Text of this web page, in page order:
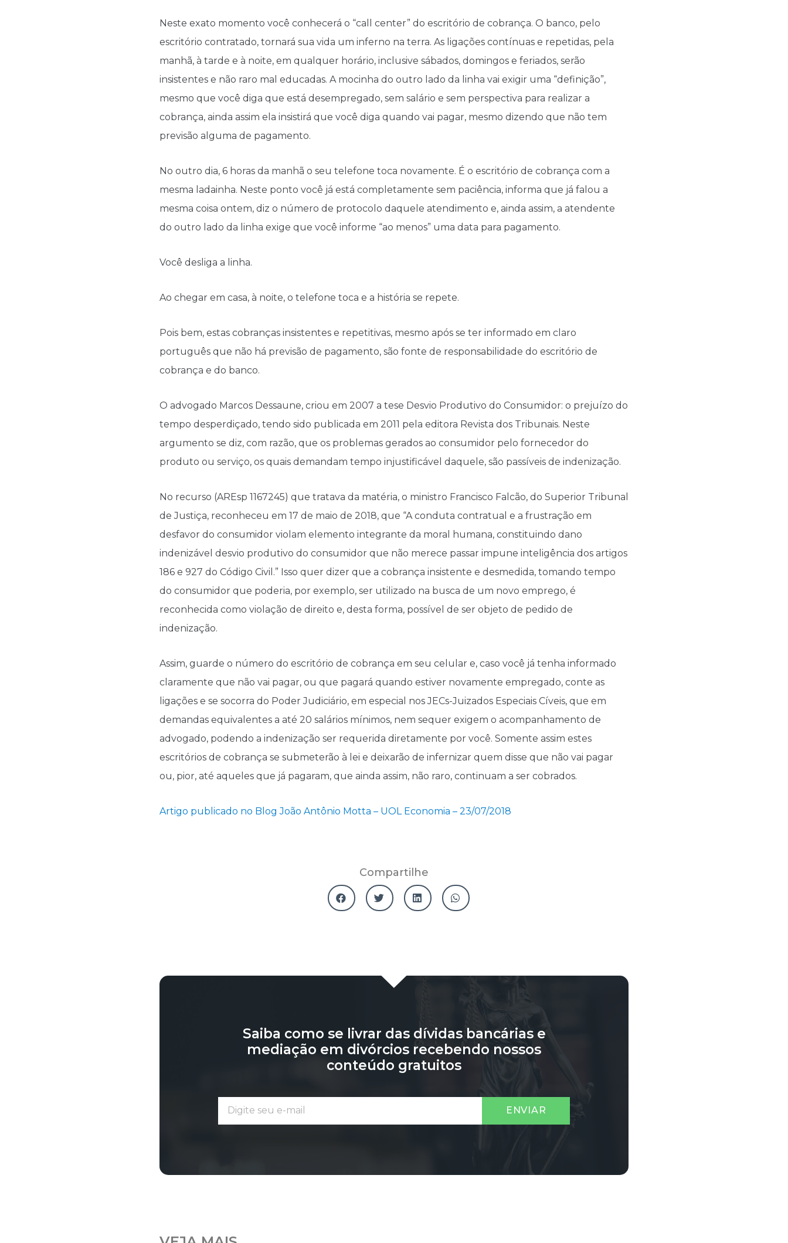
Neste exato momento você conhecerá o “call center” do escritório de cobrança. O banco, pelo
escritório contratado, tornará sua vida um inferno na terra. As ligações contínuas e repetidas, pela
manhã, à tarde e à noite, em qualquer horário, inclusive sábados, domingos e feriados, serão
insistentes e não raro mal educadas. A mocinha do outro lado da linha vai exigir uma “definição”,
mesmo que você diga que está desempregado, sem salário e sem perspectiva para realizar a
cobrança, ainda assim ela insistirá que você diga quando vai pagar, mesmo dizendo que não tem
previsão alguma de pagamento.
No outro dia, 6 horas da manhã o seu telefone toca novamente. É o escritório de cobrança com a
mesma ladainha. Neste ponto você já está completamente sem paciência, informa que já falou a
mesma coisa ontem, diz o número de protocolo daquele atendimento e, ainda assim, a atendente
do outro lado da linha exige que você informe “ao menos” uma data para pagamento.
Você desliga a linha.
Ao chegar em casa, à noite, o telefone toca e a história se repete.
Pois bem, estas cobranças insistentes e repetitivas, mesmo após se ter informado em claro
português que não há previsão de pagamento, são fonte de responsabilidade do escritório de
cobrança e do banco.
O advogado Marcos Dessaune, criou em 2007 a tese Desvio Produtivo do Consumidor: o prejuízo do
tempo desperdiçado, tendo sido publicada em 2011 pela editora Revista dos Tribunais. Neste
argumento se diz, com razão, que os problemas gerados ao consumidor pelo fornecedor do
produto ou serviço, os quais demandam tempo injustificável daquele, são passíveis de indenização.
No recurso (AREsp 1167245) que tratava da matéria, o ministro Francisco Falcão, do Superior Tribunal
de Justiça, reconheceu em 17 de maio de 2018, que “A conduta contratual e a frustração em
desfavor do consumidor violam elemento integrante da moral humana, constituindo dano
indenizável desvio produtivo do consumidor que não merece passar impune inteligência dos artigos
186 e 927 do Código Civil.” Isso quer dizer que a cobrança insistente e desmedida, tomando tempo
do consumidor que poderia, por exemplo, ser utilizado na busca de um novo emprego, é
reconhecida como violação de direito e, desta forma, possível de ser objeto de pedido de
indenização.
Assim, guarde o número do escritório de cobrança em seu celular e, caso você já tenha informado
claramente que não vai pagar, ou que pagará quando estiver novamente empregado, conte as
ligações e se socorra do Poder Judiciário, em especial nos JECs-Juizados Especiais Cíveis, que em
demandas equivalentes a até 20 salários mínimos, nem sequer exigem o acompanhamento de
advogado, podendo a indenização ser requerida diretamente por você. Somente assim estes
escritórios de cobrança se submeterão à lei e deixarão de infernizar quem disse que não vai pagar
ou, pior, até aqueles que já pagaram, que ainda assim, não raro, continuam a ser cobrados.
Artigo publicado no Blog João Antônio Motta – UOL Economia – 23/07/2018
Compartilhe
Saiba como se livrar das dívidas bancárias e
mediação em divórcios recebendo nossos
conteúdo gratuitos
ENVIAR